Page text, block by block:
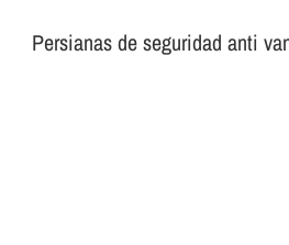
Persianas de seguridad anti